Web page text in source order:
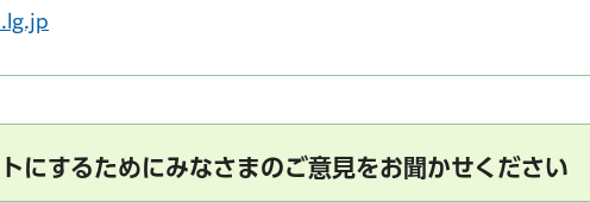
にするためにみなさまのご意見をお聞かせください